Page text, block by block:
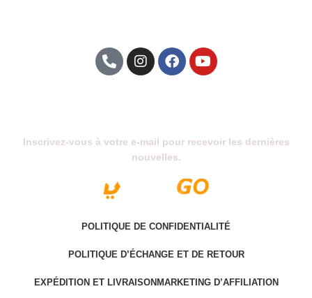
Inscrivez-vous à votre e-mail pour recevoir les dernières
nouvelles.
POLITIQUE DE CONFIDENTIALITÉ
POLITIQUE D’ÉCHANGE ET DE RETOUR
EXPÉDITION ET LIVRAISON MARKETING D’AFFILIATION